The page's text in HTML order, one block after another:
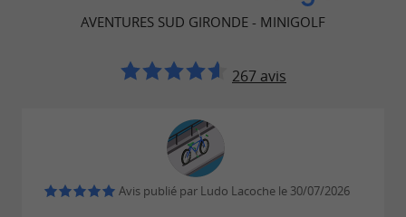
AVENTURES SUD GIRONDE - MINIGOLF
267 avis
Avis publié par Ludo Lacoche le 30/07/2026